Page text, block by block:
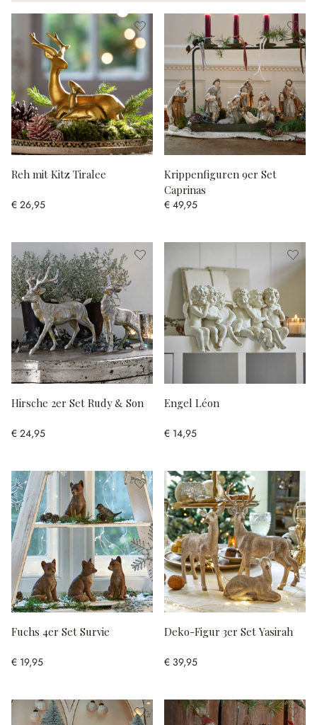
Reh mit Kitz Tiralee
€ 26,95
Krippenfiguren 9er Set
Caprinas
€ 49,95
Hirsche 2er Set Rudy & Son
€ 24,95
Engel Léon
€ 14,95
Fuchs 4er Set Survie
€ 19,95
Deko-Figur 3er Set Yasirah
€ 39,95